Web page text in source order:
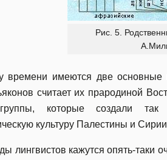
Рис. 5.
времени имеются две основные
считает их прародиной
группы, которые создали
культуру Палестины и
лингвистов кажутся опять-таки